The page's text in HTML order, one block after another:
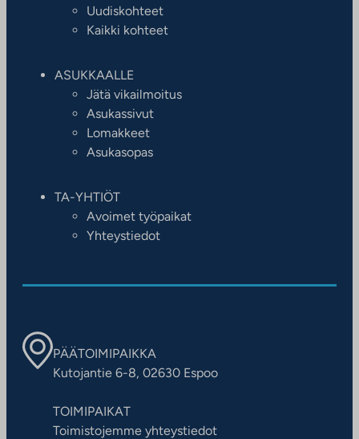
Uudiskohteet
Kaikki kohteet
ASUKKAALLE
Jätä vikailmoitus
Asukassivut
Lomakkeet
Asukasopas
TA-YHTIÖT
Avoimet työpaikat
Yhteystiedot
PÄÄTOIMIPAIKKA
Kutojantie 6-8, 02630 Espoo
TOIMIPAIKAT
Toimistojemme yhteystiedot